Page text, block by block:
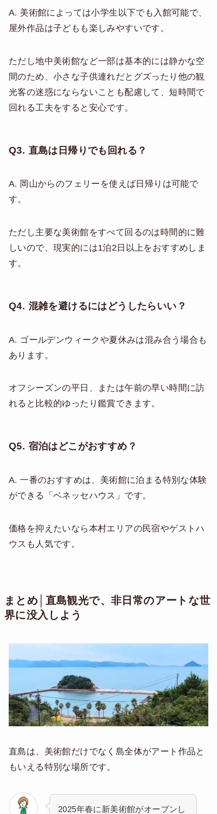
A. 美術館によっては小学生以下でも入館可能で、
屋外作品は子どもも楽しみやすいです。
ただし地中美術館など一部は基本的には静かな空
間のため、小さな子供連れだとグズったり他の観
光客の迷惑にならないことも配慮して、短時間で
回れる工夫をすると安心です。
Q3. 直島は日帰りでも回れる？
A. 岡山からのフェリーを使えば日帰りは可能で
す。
ただし主要な美術館をすべて回るのは時間的に難
しいので、現実的には1泊2日以上をおすすめしま
す。
Q4. 混雑を避けるにはどうしたらいい？
A. ゴールデンウィークや夏休みは混み合う場合も
あります。
オフシーズンの平日、または午前の早い時間に訪
れると比較的ゆったり鑑賞できます。
Q5. 宿泊はどこがおすすめ？
A. 一番のおすすめは、美術館に泊まる特別な体験
ができる「ベネッセハウス」です。
価格を抑えたいなら本村エリアの民宿やゲストハ
ウスも人気です。
まとめ│直島観光で、非日常のアートな世
界に没入しよう
直島は、美術館だけでなく島全体がアート作品と
もいえる特別な場所です。
2025年春に新美術館がオープンし